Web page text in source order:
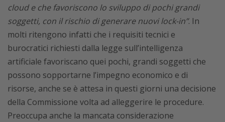
cloud e che favoriscono lo sviluppo di pochi grandi
soggetti, con il rischio di generare nuovi lock-in”. In
molti ritengono infatti che i requisiti tecnici e
burocratici richiesti dalla legge sull’intelligenza
artificiale favoriscano quei pochi, grandi soggetti che
possono sopportarne l’impegno economico e di
risorse, anche se è attesa in questi giorni una decisione
della Commissione volta ad alleggerire le procedure.
Preoccupa anche la mancata considerazione